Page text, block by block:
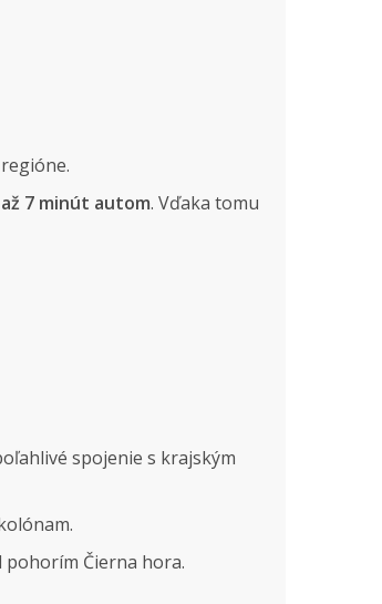
7 minút autom. Vďaka tomu
spojenie s krajským
Čierna hora.